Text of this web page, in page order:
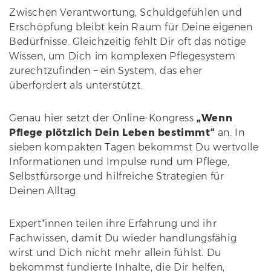
Zwischen Verantwortung, Schuldgefühlen und
Erschöpfung bleibt kein Raum für Deine eigenen
Bedürfnisse. Gleichzeitig fehlt Dir oft das nötige
Wissen, um Dich im komplexen Pflegesystem
zurechtzufinden – ein System, das eher
überfordert als unterstützt.
Genau hier setzt der Online-Kongress„Wenn
Pflege plötzlich Dein Leben bestimmt“ an. In
sieben kompakten Tagen bekommst Du wertvolle
Informationen und Impulse rund um Pflege,
Selbstfürsorge und hilfreiche Strategien für
Deinen Alltag.
Expert*innen teilen ihre Erfahrung und ihr
Fachwissen, damit Du wieder handlungsfähig
wirst und Dich nicht mehr allein fühlst. Du
bekommst fundierte Inhalte, die Dir helfen,